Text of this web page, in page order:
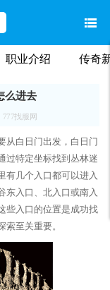
职业介绍
传奇
么进去
找服网
从白日门出发，白日门
过特定坐标找到丛林迷
有几个入口都可以进入
东入口、北入口或南入
些入口的位置是成功找
至关重要。